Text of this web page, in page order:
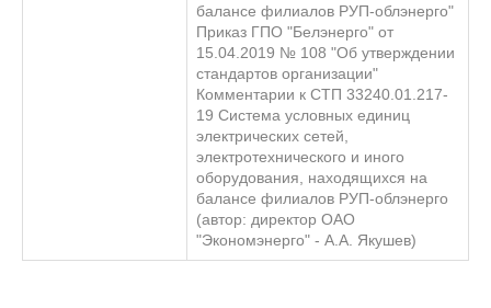
балансе филиалов РУП-облэнерго"
Приказ ГПО "Белэнерго" от
15.04.2019 № 108 "Об утверждении
стандартов организации"
Комментарии к СТП 33240.01.217-
19 Система условных единиц
электрических сетей,
электротехнического и иного
оборудования, находящихся на
балансе филиалов РУП-облэнерго
(автор: директор ОАО
"Экономэнерго" - А.А. Якушев)